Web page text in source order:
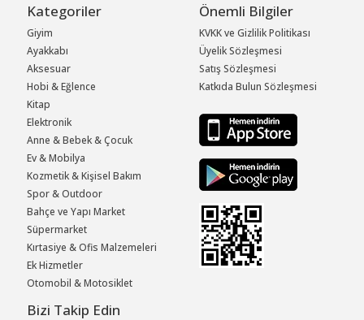
Kategoriler
Giyim
Ayakkabı
Aksesuar
Hobi & Eğlence
Kitap
Elektronik
Anne & Bebek & Çocuk
Ev & Mobilya
Kozmetik & Kişisel Bakım
Spor & Outdoor
Bahçe ve Yapı Market
Süpermarket
Kırtasiye & Ofis Malzemeleri
Ek Hizmetler
Otomobil & Motosiklet
Önemli Bilgiler
KVKK ve Gizlilik Politikası
Üyelik Sözleşmesi
Satış Sözleşmesi
Katkıda Bulun Sözleşmesi
Bizi Takip Edin